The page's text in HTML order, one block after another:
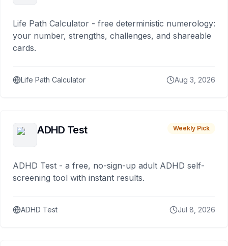
Life Path Calculator - free deterministic numerology:
your number, strengths, challenges, and shareable
cards.
Life Path Calculator Aug 3, 2026
ADHD Test Weekly Pick
ADHD Test - a free, no-sign-up adult ADHD self-
screening tool with instant results.
ADHD Test Jul 8, 2026